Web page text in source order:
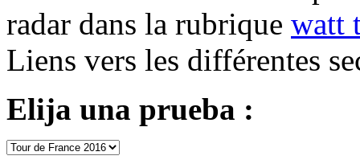
radar dans la rubrique watt
Liens vers les différentes
Elija una prueba :